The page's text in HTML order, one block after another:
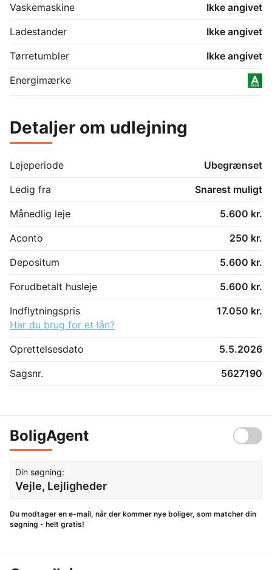
Vaskemaskine
Ikke angivet
Ladestander
Ikke angivet
Tørretumbler
Ikke angivet
Energimærke
Detaljer om udlejning
Lejeperiode
Ubegrænset
Ledig fra
Snarest muligt
Månedlig leje
5.600 kr.
Aconto
250 kr.
Depositum
5.600 kr.
Forudbetalt husleje
5.600 kr.
Indflytningspris
17.050 kr.
Har du brug for et lån?
Oprettelsesdato
5.5.2026
Sagsnr.
5627190
BoligAgent
Din søgning:
Vejle, Lejligheder
Du modtager en e-mail, når der kommer nye boliger, som matcher din
søgning - helt gratis!